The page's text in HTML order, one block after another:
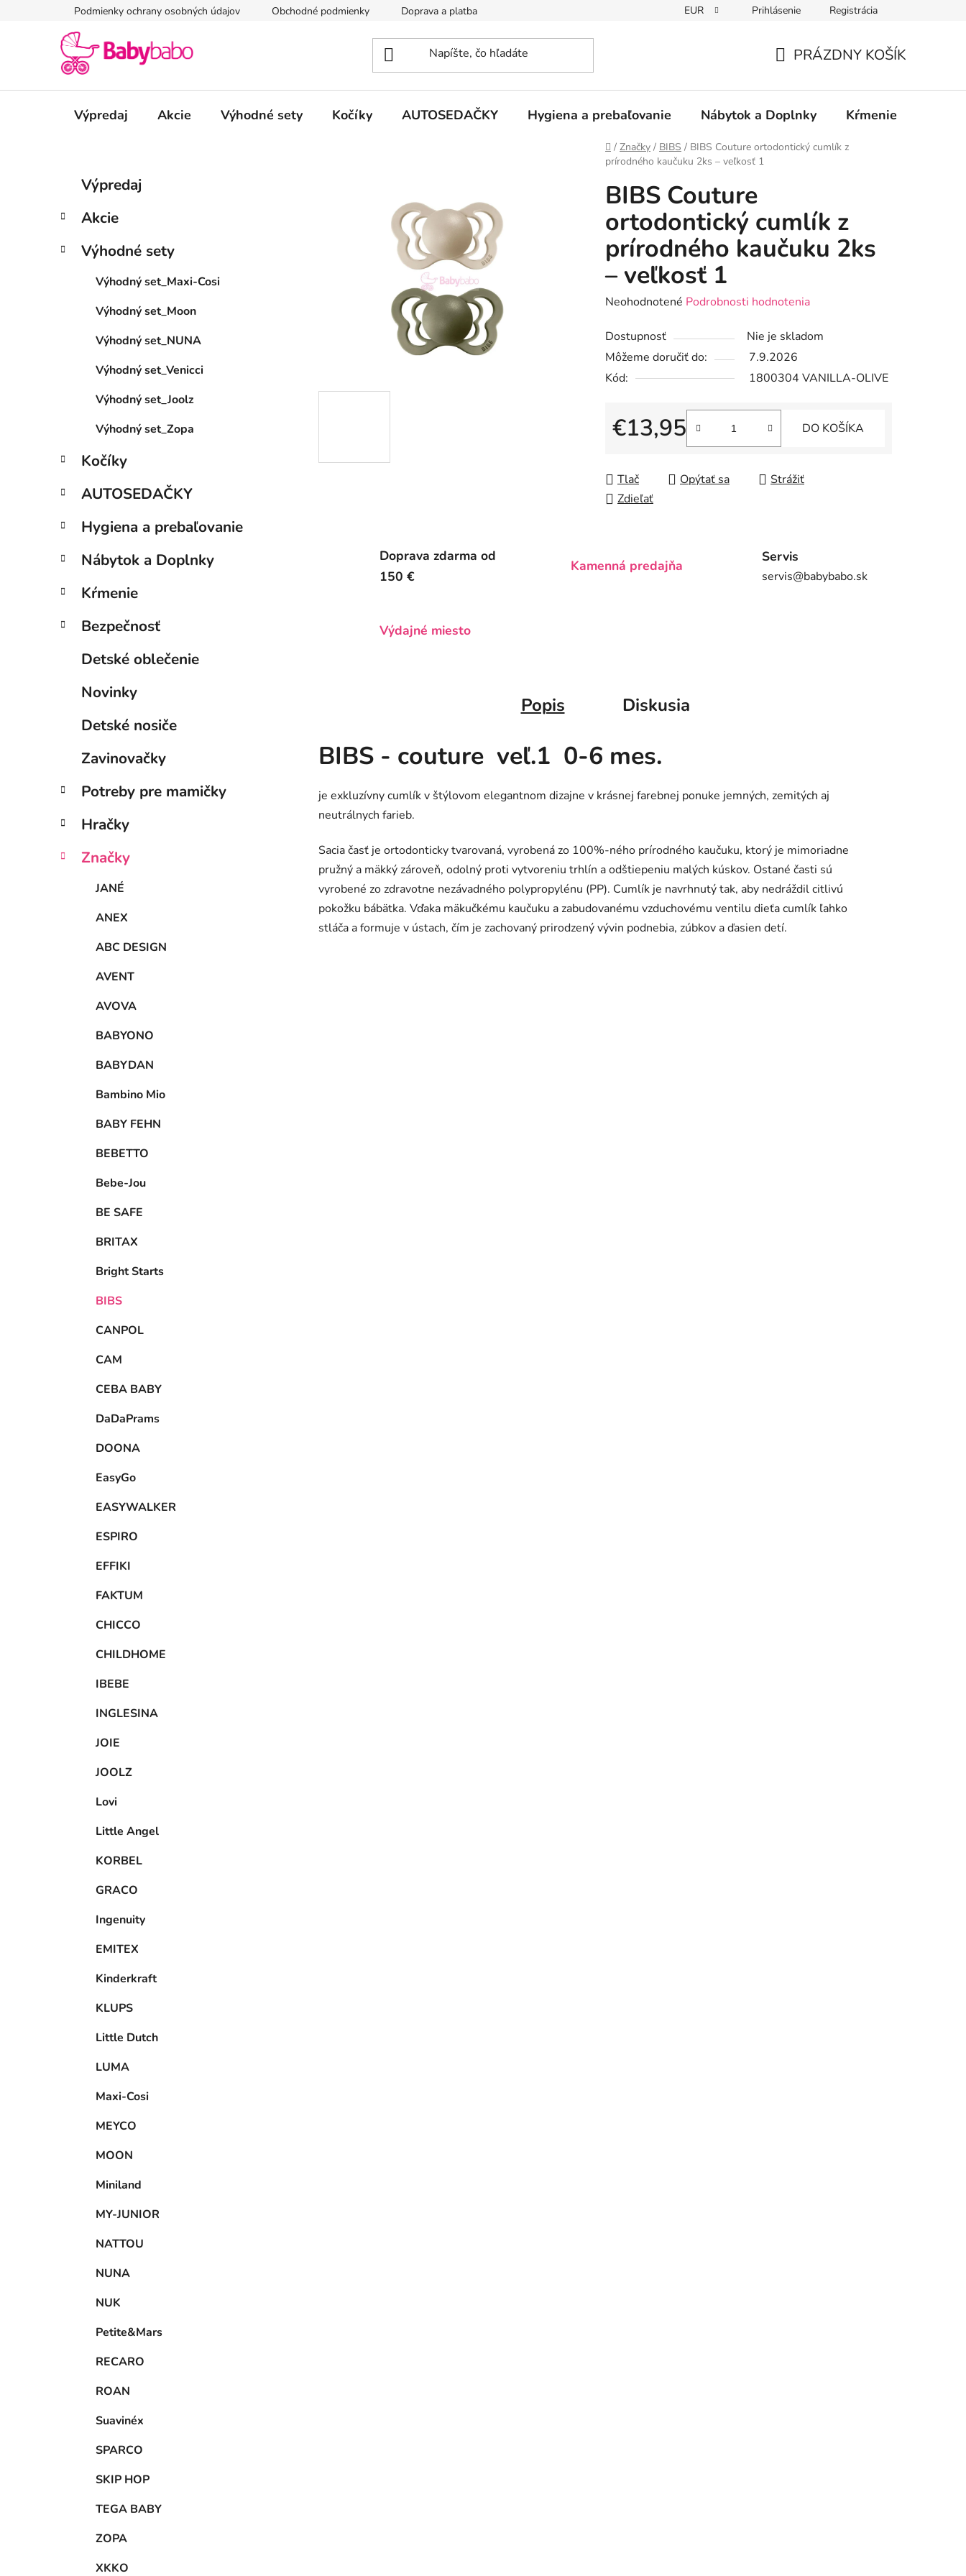
Podmienky ochrany osobných údajov Obchodné podmienky Doprava a platba EUR Prihlásenie Registrácia
KOŠÍK
PRÁZDNY KOŠÍK
Výpredaj Akcie Výhodné sety Kočíky AUTOSEDAČKY Hygiena a prebaľovanie Nábytok a Doplnky Kŕmenie
Domov
/ Značky / BIBS / BIBS Couture ortodontický cumlík z
prírodného kaučuku 2ks – veľkosť 1
č
ý
Preskočiť
kategórie
e
ó
Výpredaj
Akcie
Výhodné sety
Výhodný set_Maxi-Cosi
Výhodný set_Moon
Výhodný set_NUNA
Výhodný set_Venicci
Výhodný set_Joolz
Výhodný set_Zopa
Kočíky
AUTOSEDAČKY
Hygiena a prebaľovanie
Nábytok a Doplnky
Kŕmenie
Bezpečnosť
Detské oblečenie
Novinky
Detské nosiče
Zavinovačky
Potreby pre mamičky
Hračky
Značky
JANÉ
ANEX
ABC DESIGN
AVENT
AVOVA
BABYONO
BABYDAN
Bambino Mio
BABY FEHN
BEBETTO
Bebe-Jou
BE SAFE
BRITAX
Bright Starts
BIBS
CANPOL
CAM
CEBA BABY
DaDaPrams
DOONA
EasyGo
EASYWALKER
ESPIRO
EFFIKI
FAKTUM
CHICCO
CHILDHOME
IBEBE
INGLESINA
JOIE
JOOLZ
Lovi
Little Angel
KORBEL
GRACO
Ingenuity
EMITEX
Kinderkraft
KLUPS
Little Dutch
LUMA
Maxi-Cosi
MEYCO
MOON
Miniland
MY-JUNIOR
NATTOU
NUNA
NUK
Petite&Mars
RECARO
ROAN
Suavinéx
SPARCO
SKIP HOP
TEGA BABY
ZOPA
XKKO
BIBS Couture
ortodontický cumlík z
prírodného kaučuku 2ks
– veľkosť 1
Priemerné
produktu
je
0,0
hviezdičiek.
Neohodnotené Podrobnosti hodnotenia
Dostupnosť
Nie je skladom
Môžeme doručiť do:
7.9.2026
Kód:
1800304 VANILLA-OLIVE
€13,95
Jednotková cena:
DO KOŠÍKA
Tlač Opýtať sa
Strážiť
Zdieľať
Doprava zdarma od
150 €
Kamenná predajňa
Servis
servis@babybabo.sk
Výdajné miesto
Popis Diskusia
BIBS - couture veľ.1 0-6 mes.
je exkluzívny cumlík v štýlovom elegantnom dizajne v krásnej farebnej ponuke jemných, zemitých aj
neutrálnych farieb.
Sacia časť je ortodonticky tvarovaná, vyrobená zo 100%-ného prírodného kaučuku, ktorý je mimoriadne
pružný a mäkký zároveň, odolný proti vytvoreniu trhlín a odštiepeniu malých kúskov. Ostané časti sú
vyrobené zo zdravotne nezávadného polypropylénu (PP). Cumlík je navrhnutý tak, aby nedráždil citlivú
pokožku bábätka. Vďaka mäkučkému kaučuku a zabudovanému vzduchovému ventilu dieťa cumlík ľahko
stláča a formuje v ústach, čím je zachovaný prirodzený vývin podnebia, zúbkov a ďasien detí.